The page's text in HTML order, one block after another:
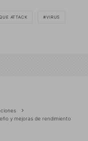
ATTACK VIRUS
y mejoras de rendimiento